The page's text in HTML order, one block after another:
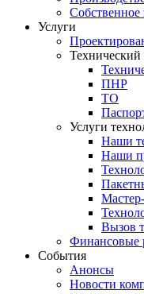
Собственное
Услуги
Технический
ПНР
ТО
Услуги
Наши
Наши
Вызов
Финансовые
События
Анонсы
Новости